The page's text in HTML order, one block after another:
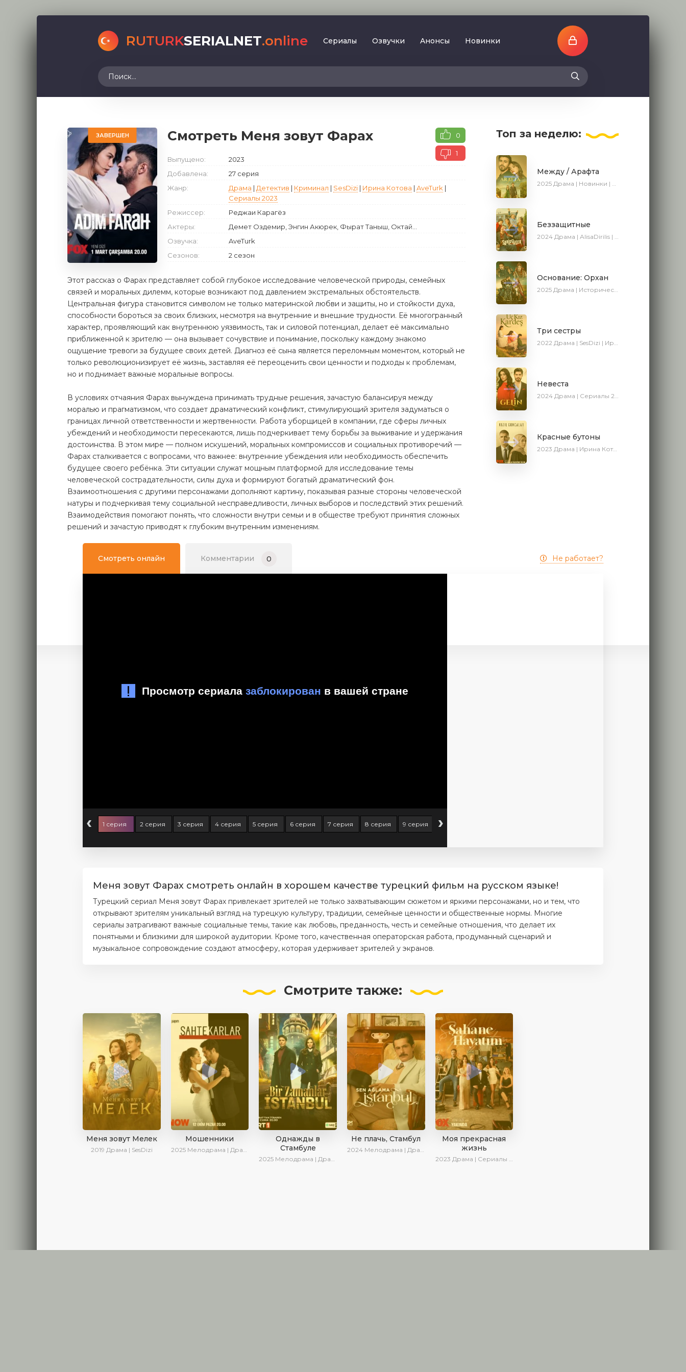
RUTURKSERIALNET.online Сериалы
Детектив
Комедия
Oзвучки
Ирина Котова
Aнoнcы Новинки
ЗАВЕРШЕН Смотреть Меня зовут Фарах 0
1
Выпущено:
2023
Добавлена:
27 серия
Жанр:
Драма | Детектив | Криминал | SesDizi | Ирина Котова | AveTurk |
Сериалы 2023
Режиссер:
Реджаи Карагёз
Актеры:
Демет Оздемир, Энгин Акюрек, Фырат Таныш, Октай...
Озвучка:
AveTurk
Сезонов:
2 сезон
Этот рассказ о Фарах представляет собой глубокое исследование человеческой природы, семейных
связей и моральных дилемм, которые возникают под давлением экстремальных обстоятельств.
Центральная фигура становится символом не только материнской любви и защиты, но и стойкости духа,
способности бороться за своих близких, несмотря на внутренние и внешние трудности. Её многогранный
характер, проявляющий как внутреннюю уязвимость, так и силовой потенциал, делает её максимально
приближенной к зрителю — она вызывает сочувствие и понимание, поскольку каждому знакомо
ощущение тревоги за будущее своих детей. Диагноз её сына является переломным моментом, который не
только революционизирует её жизнь, заставляя её переоценить свои ценности и подходы к проблемам,
но и поднимает важные моральные вопросы.
В условиях отчаяния Фарах вынуждена принимать трудные решения, зачастую балансируя между
моралью и прагматизмом, что создает драматический конфликт, стимулирующий зрителя задуматься о
границах личной ответственности и жертвенности. Работа уборщицей в компании, где сферы личных
убеждений и необходимости пересекаются, лишь подчеркивает тему борьбы за выживание и удержания
достоинства. В этом мире — полном искушений, моральных компромиссов и социальных противоречий —
Фарах сталкивается с вопросами, что важнее: внутренние убеждения или необходимость обеспечить
будущее своего ребёнка. Эти ситуации служат мощным платформой для исследование темы
человеческой сострадательности, силы духа и формируют богатый драматический фон.
Взаимоотношения с другими персонажами дополняют картину, показывая разные стороны человеческой
натуры и подчеркивая тему социальной несправедливости, личных выборов и последствий этих решений.
Взаимодействия помогают понять, что сложности внутри семьи и в обществе требуют принятия сложных
решений и зачастую приводят к глубоким внутренним изменениям.
Топ за неделю:
Между / Арафта
2025 Драма | Новинки | Сериалы 2025
Беззащитные
2024 Драма | AlisaDirilis | Сериалы 2024
Основание: Орхан
2025 Драма | Исторический | Боевик | Turok1990 | Новинки | Сериалы 2025
Три сестры
2022 Драма | SesDizi | Ирина Котова | AveTurk
Невеста
2024 Драма | Сериалы 2024
Красные бутоны
2023 Драма | Ирина Котова | Сериалы 2023
Смотреть онлайн Комментарии 0 Не работает?
‹ 1 серия 2 серия 3 серия 4 серия 5 серия 6 серия 7 серия 8 серия 9 серия 10 серия
›
Меня зовут Фарах смотреть онлайн в хорошем качестве турецкий фильм на русском языке!
Турецкий сериал Меня зовут Фарах привлекает зрителей не только захватывающим сюжетом и яркими персонажами, но и тем, что
открывают зрителям уникальный взгляд на турецкую культуру, традиции, семейные ценности и общественные нормы. Многие
сериалы затрагивают важные социальные темы, такие как любовь, преданность, честь и семейные отношения, что делает их
понятными и близкими для широкой аудитории. Кроме того, качественная операторская работа, продуманный сценарий и
музыкальное сопровождение создают атмосферу, которая удерживает зрителей у экранов.
Смотрите также:
Меня зовут Мелек
2019 Драма | SesDizi
Мошенники
2025 Мелодрама | Драма | Ирина Котова | AlisaDirilis | Новинки | Сериалы 2025
Однажды в
Стамбуле
2025 Мелодрама | Драма | Детектив | AlisaDirilis | Новинки | Сериалы 2025
Не плачь, Стамбул
2024 Мелодрама | Драма | SesDizi | Сериалы 2024
Моя прекрасная
жизнь
2023 Драма | Сериалы 2023